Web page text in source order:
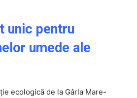
unic pentru
umede ale
ecologică de la Gârla Mare-